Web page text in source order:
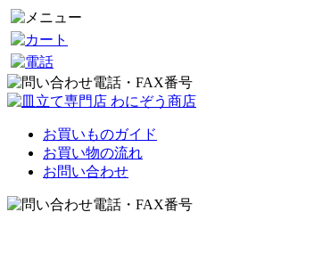
お買いものガイド
お買い物の流れ
お問い合わせ